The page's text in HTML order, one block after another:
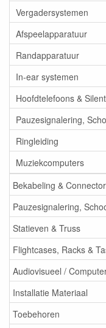
Vergadersystemen
Afspeelapparatuur
Randapparatuur
In-ear systemen
Hoofdtelefoons &
Pauzesignalering,
Ringleiding
Muziekcomputers
Bekabeling &
Pauzesignalering,
Statieven & Truss
Flightcases, Racks &
Audiovisueel /
Installatie Materiaal
Toebehoren